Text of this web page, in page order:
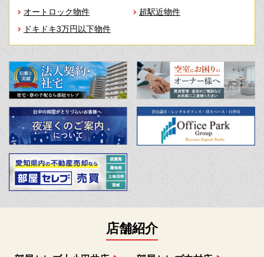
オートロック物件
超駅近物件
ドキドキ3万円以下物件
店舗紹介